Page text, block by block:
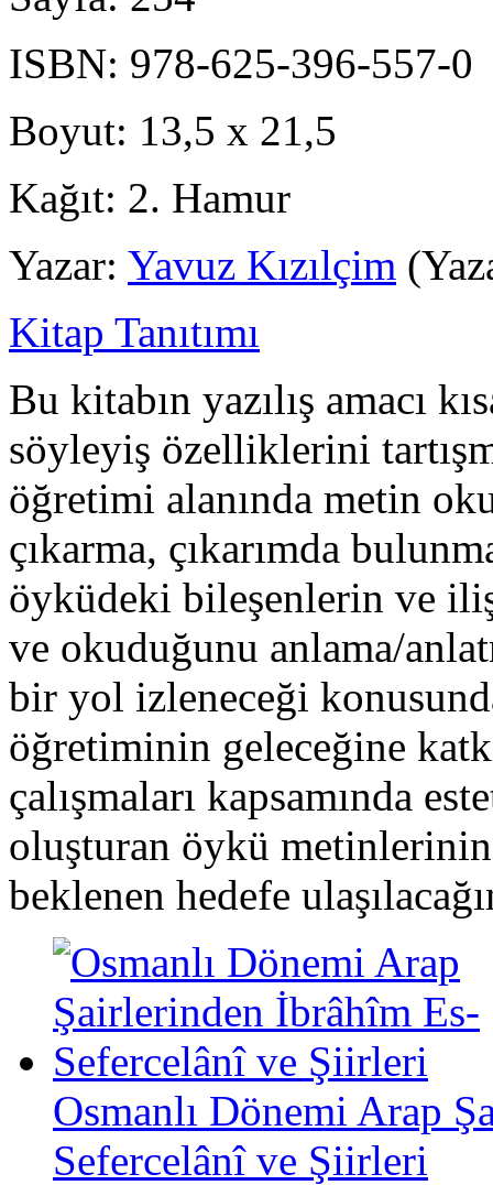
ISBN: 978-625-396-557-0
Boyut: 13,5 x 21,5
Kağıt: 2. Hamur
Yazar: Yavuz Kızılçim
Kitap Tanıtımı
Bu kitabın yazılış amacı
söyleyiş özelliklerini
öğretimi alanında metin
çıkarma, çıkarımda
öyküdeki bileşenlerin ve
ve okuduğunu anlama/
bir yol izleneceği
öğretiminin geleceğine
çalışmaları kapsamında
oluşturan öykü metinlerinin
beklenen hedefe
Osmanlı Dönemi Arap
Sefercelânî ve Şiirleri